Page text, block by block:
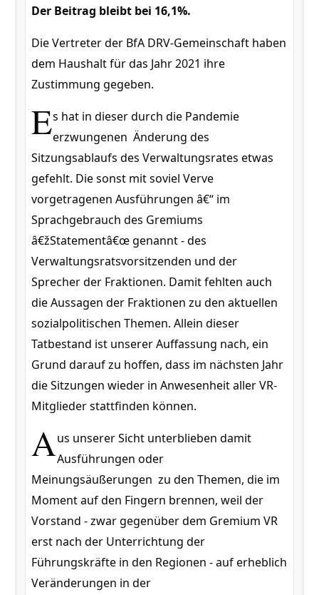
Der Beitrag bleibt bei 16,1%.
Die Vertreter der BfA DRV-Gemeinschaft haben
dem Haushalt für das Jahr 2021 ihre
Zustimmung gegeben.
Es hat in dieser durch die Pandemie
erzwungenen Änderung des
Sitzungsablaufs des Verwaltungsrates etwas
gefehlt. Die sonst mit soviel Verve
vorgetragenen Ausführungen â€“ im
Sprachgebrauch des Gremiums
â€žStatementâ€œ genannt - des
Verwaltungsratsvorsitzenden und der
Sprecher der Fraktionen. Damit fehlten auch
die Aussagen der Fraktionen zu den aktuellen
sozialpolitischen Themen. Allein dieser
Tatbestand ist unserer Auffassung nach, ein
Grund darauf zu hoffen, dass im nächsten Jahr
die Sitzungen wieder in Anwesenheit aller VR-
Mitglieder stattfinden können.
Aus unserer Sicht unterblieben damit
Ausführungen oder
Meinungsäußerungen zu den Themen, die im
Moment auf den Fingern brennen, weil der
Vorstand - zwar gegenüber dem Gremium VR
erst nach der Unterrichtung der
Führungskräfte in den Regionen - auf erheblich
Veränderungen in der